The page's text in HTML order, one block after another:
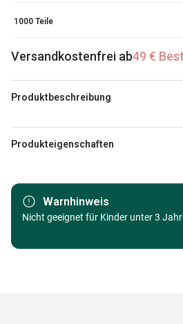
1000 Teile
Versandkostenfrei ab49 €
Produktbeschreibung
FoodLoversTravel
Produkteigenschaften
Marke
Alter
Warnhinweis
Nicht geeignet für Kinder unter 3